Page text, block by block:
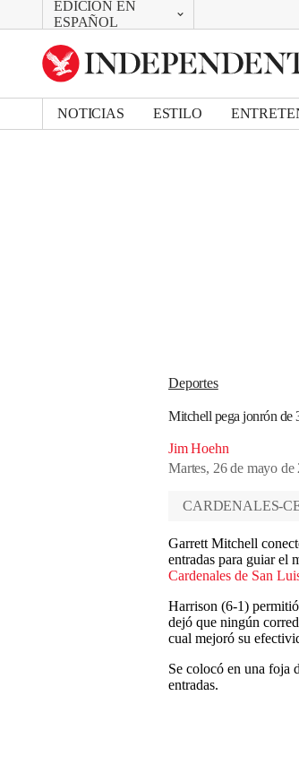
EDICIÓN EN
ESPAÑOL
CAMBIAR
UK Edition
US Edition
NOTICIAS ESTILO
Deportes
Mitchell pega jonrón de
Jim Hoehn
Martes, 26 de mayo
Bookmark popover
Removed from bookmarks
Close popover
CARDENALES-
Garrett Mitchell
entradas para guiar el
Cardenales de San
Harrison (6-1)
dejó que ningún
cual mejoró su
Se colocó en una foja
entradas.